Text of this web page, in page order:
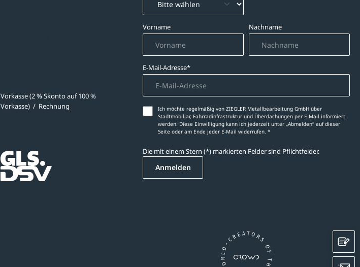
Vorkasse (2 % Skonto auf 100 %
Vorkasse) / Rechnung
Vorname Nachname
E-Mail-Adresse*
Ich möchte regelmäßig von ZIEGLER Metallbearbeitung GmbH über
Stadtmobiliar, Fahrradinfrastruktur und Überdachungen per E-Mail informiert
werden. Diese Einwilligung kann ich jederzeit unter „Abmelden‘‘ auf dieser
Seite oder am Ende jeder E-Mail widerrufen. *
Die mit einem Stern (*) markierten Felder sind Pflichtfelder.
Anmelden